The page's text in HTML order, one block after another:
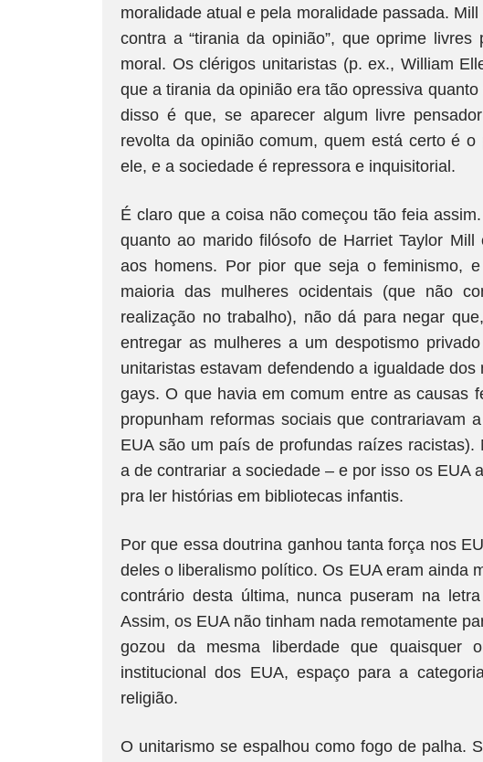
moralidade atual e pela moralidade passada.
contra a “tirania da opinião”, que oprime
moral. Os clérigos unitaristas (p. ex., William
que a tirania da opinião era tão opressiva
disso é que, se aparecer algum livre
revolta da opinião comum, quem está certo é
ele, e a sociedade é repressora e inquisitorial.
É claro que a coisa não começou tão feia
quanto ao marido filósofo de Harriet Taylor
aos homens. Por pior que seja o feminismo,
maioria das mulheres ocidentais (que não
realização no trabalho), não dá para negar
entregar as mulheres a um despotismo
unitaristas estavam defendendo a igualdade
gays. O que havia em comum entre as causas
propunham reformas sociais que contrariavam
EUA são um país de profundas raízes
a de contrariar a sociedade – e por isso os EUA
pra ler histórias em bibliotecas infantis.
Por que essa doutrina ganhou tanta força nos
deles o liberalismo político. Os EUA eram ainda
contrário desta última, nunca puseram na
Assim, os EUA não tinham nada remotamente
gozou da mesma liberdade que quaisquer
institucional dos EUA, espaço para a
religião.
O unitarismo se espalhou como fogo de palha.